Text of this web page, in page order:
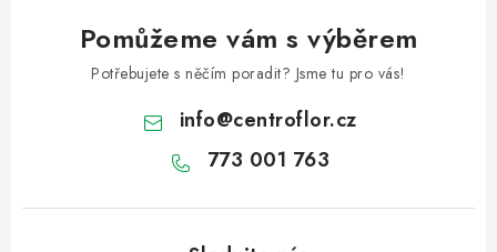
Pomůžeme vám s výběrem
Potřebujete s něčím poradit? Jsme tu pro vás!
info@centroflor.cz
773 001 763